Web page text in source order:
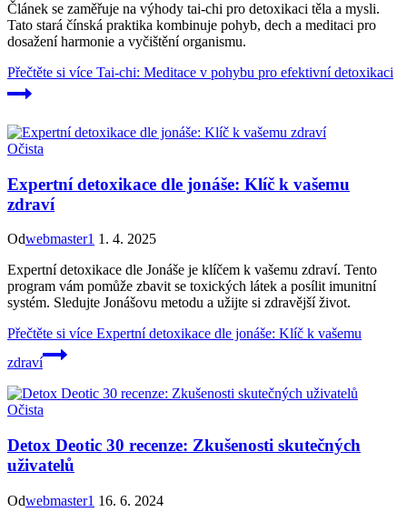
Článek se zaměřuje na výhody tai-chi pro detoxikaci těla a mysli.
Tato stará čínská praktika kombinuje pohyb, dech a meditaci pro
dosažení harmonie a vyčištění organismu.
Přečtěte si více Tai-chi: Meditace v pohybu pro efektivní detoxikaci
Očista
Expertní detoxikace dle jonáše: Klíč k vašemu
zdraví
Odwebmaster1 1. 4. 2025
Expertní detoxikace dle Jonáše je klíčem k vašemu zdraví. Tento
program vám pomůže zbavit se toxických látek a posílit imunitní
systém. Sledujte Jonášovu metodu a užijte si zdravější život.
Přečtěte si více Expertní detoxikace dle jonáše: Klíč k vašemu
zdraví
Očista
Detox Deotic 30 recenze: Zkušenosti skutečných
uživatelů
Odwebmaster1 16. 6. 2024